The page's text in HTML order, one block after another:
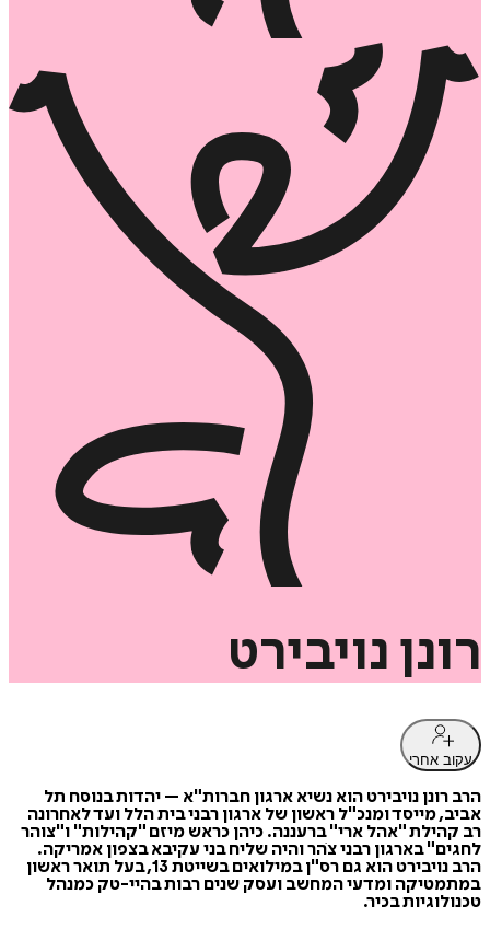
רונן נויבירט
עקוב אחרי
הרב רונן נויבירט הוא נשיא ארגון חברות"א – יהדות בנוסח תל
אביב, מייסד ומנכ"ל ראשון של ארגון רבני בית הלל ועד לאחרונה
רב קהילת "אהל ארי" ברעננה. כיהן כראש מיזם "קהילות" ו"צוהר
לחגים" בארגון רבני צֹהר והיה שליח בני עקיבא בצפון אמריקה.
הרב נויבירט הוא גם רס"ן במילואים בשייטת 13, בעל תואר ראשון
במתמטיקה ומדעי המחשב ועסק שנים רבות בהיי-טק כמנהל
טכנולוגיות בכיר.